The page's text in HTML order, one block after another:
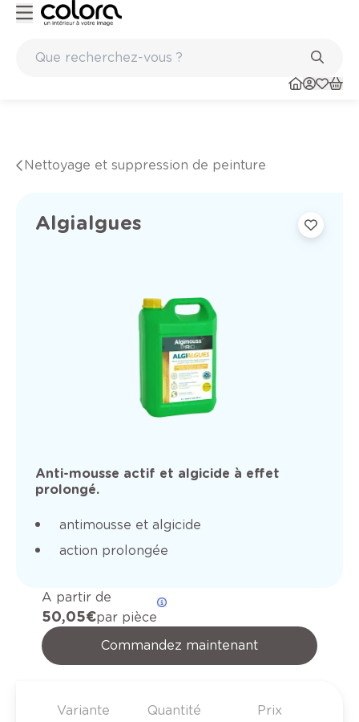
Nettoyage et suppression de peinture
Algialgues
Anti-mousse actif et algicide à effet
prolongé.
antimousse et algicide
action prolongée
A partir de
50,05 €par pièce
Commandez maintenant
Variante Quantité Prix